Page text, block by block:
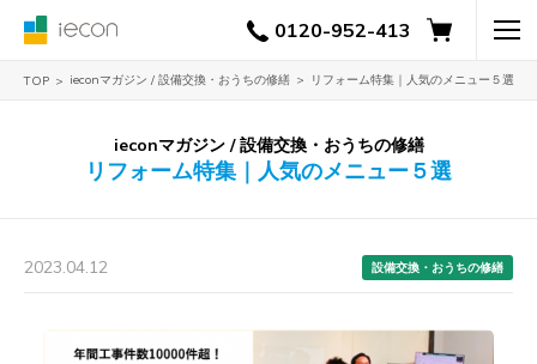
0120-952-413
TOP ieconマガジン / 設備交換・おうちの修繕 リフォーム特集｜人気のメニュー５選
ieconマガジン / 設備交換・おうちの修繕
リフォーム特集｜人気のメニュー５選
2023.04.12 設備交換・おうちの修繕